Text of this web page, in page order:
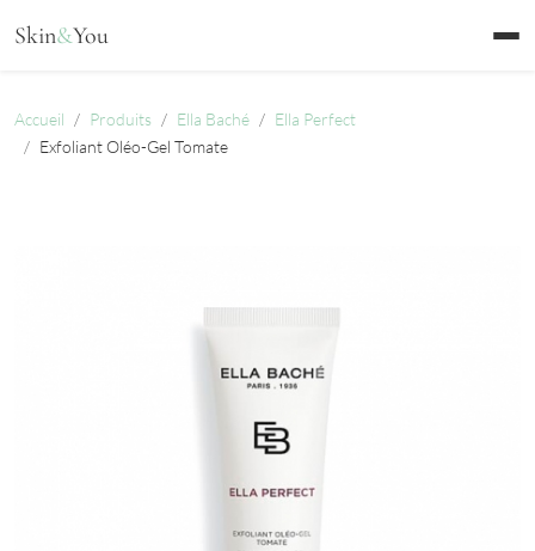
Skin&You
Accueil Produits Ella Baché
Ella Perfect
Exfoliant Oléo-Gel Tomate